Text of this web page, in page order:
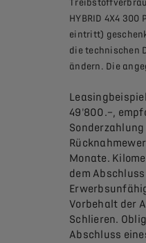
HYBRID 4X4
eintritt)
die technischen
ändern. Die
49'800.–,
Sonderzahlung
Monate.
dem
Vorbehalt der
Schlieren.
Abschluss